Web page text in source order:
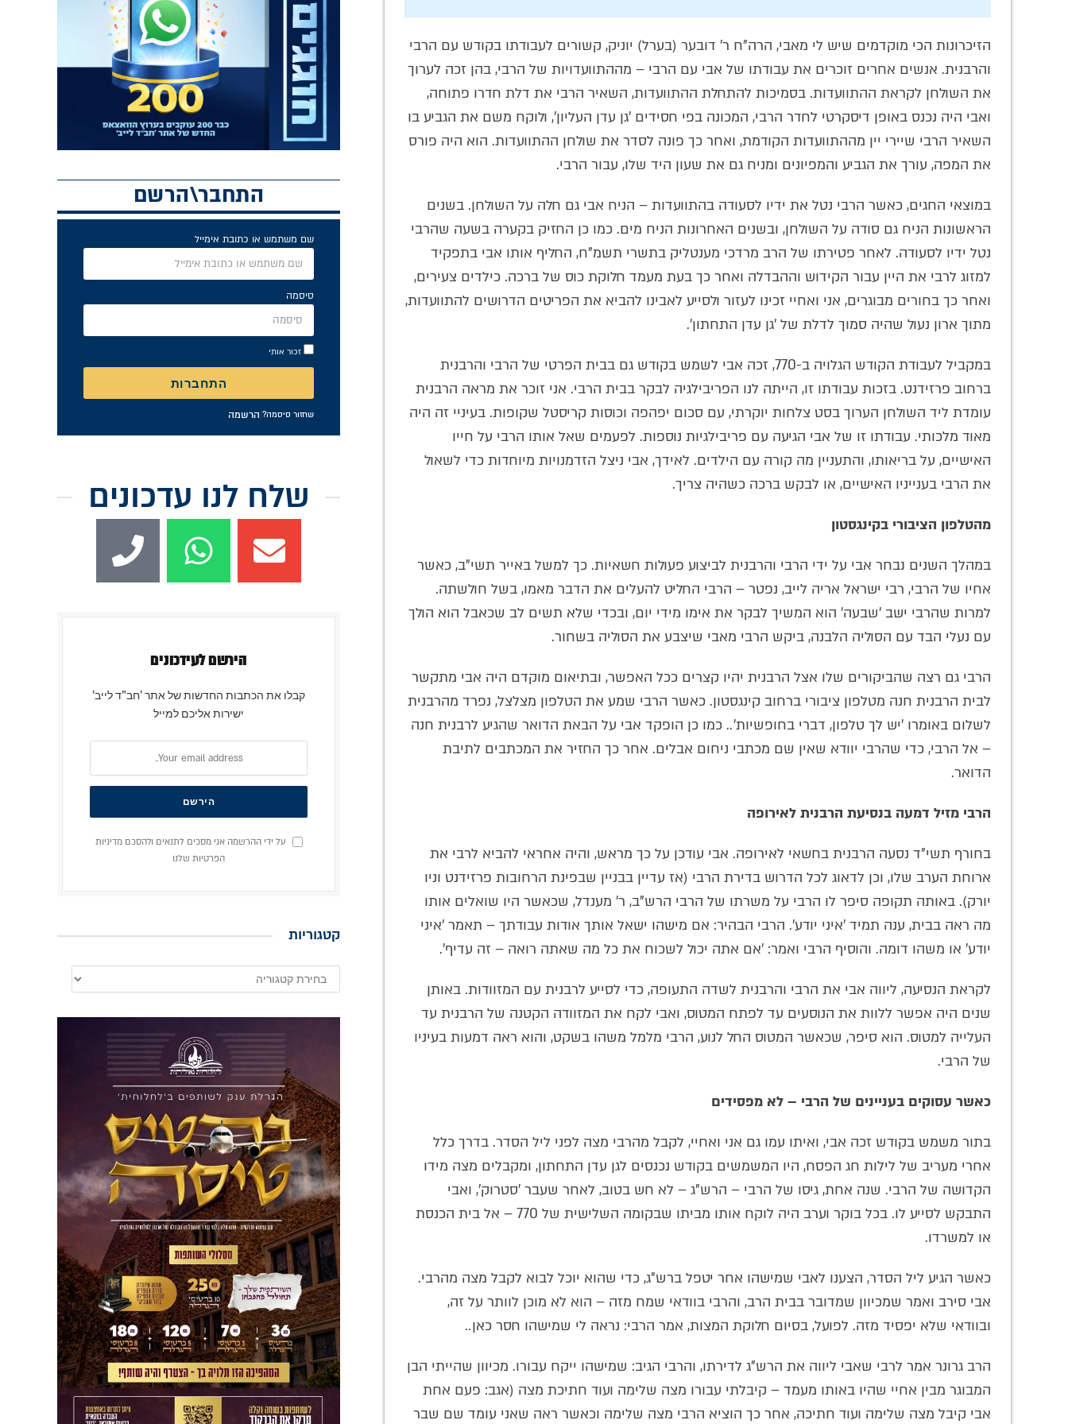
הזיכרונות הכי מוקדמים שיש לי מאבי, הרה"ח ר' דובער (בערל) יוניק, קשורים לעבודתו בקודש עם הרבי
והרבנית. אנשים אחרים זוכרים את עבודתו של אבי עם הרבי – מההתוועדויות של הרבי, בהן זכה לערוך
את השולחן לקראת ההתוועדות. בסמיכות להתחלת ההתוועדות, השאיר הרבי את דלת חדרו פתוחה,
ואבי היה נכנס באופן דיסקרטי לחדר הרבי, המכונה בפי חסידים 'גן עדן העליון', ולוקח משם את הגביע בו
השאיר הרבי שיירי יין מההתוועדות הקודמת, ואחר כך פונה לסדר את שולחן ההתוועדות. הוא היה פורס
את המפה, עורך את הגביע והמפיונים ומניח גם את שעון היד שלו, עבור הרבי.
במוצאי החגים, כאשר הרבי נטל את ידיו לסעודה בהתוועדות – הניח אבי גם חלה על השולחן. בשנים
הראשונות הניח גם סודה על השולחן, ובשנים האחרונות הניח מים. כמו כן החזיק בקערה בשעה שהרבי
נטל ידיו לסעודה. לאחר פטירתו של הרב מרדכי מענטליק בתשרי תשמ"ח, החליף אותו אבי בתפקיד
למזוג לרבי את היין עבור הקידוש וההבדלה ואחר כך בעת מעמד חלוקת כוס של ברכה. כילדים צעירים,
ואחר כך בחורים מבוגרים, אני ואחיי זכינו לעזור ולסייע לאבינו להביא את הפריטים הדרושים להתוועדות,
מתוך ארון נעול שהיה סמוך לדלת של 'גן עדן התחתון'.
במקביל לעבודת הקודש הגלויה ב-770, זכה אבי לשמש בקודש גם בבית הפרטי של הרבי והרבנית
ברחוב פרזידנט. בזכות עבודתו זו, הייתה לנו הפריבילגיה לבקר בבית הרבי. אני זוכר את מראה הרבנית
עומדת ליד השולחן הערוך בסט צלחות יוקרתי, עם סכום יפהפה וכוסות קריסטל שקופות. בעיניי זה היה
מאוד מלכותי. עבודתו זו של אבי הגיעה עם פריבילגיות נוספות. לפעמים שאל אותו הרבי על חייו
האישיים, על בריאותו, והתעניין מה קורה עם הילדים. לאידך, אבי ניצל הזדמנויות מיוחדות כדי לשאול
את הרבי בענייניו האישיים, או לבקש ברכה כשהיה צריך.
מהטלפון הציבורי בקינגסטון
במהלך השנים נבחר אבי על ידי הרבי והרבנית לביצוע פעולות חשאיות. כך למשל באייר תשי"ב, כאשר
אחיו של הרבי, רבי ישראל אריה לייב, נפטר – הרבי החליט להעלים את הדבר מאמו, בשל חולשתה.
למרות שהרבי ישב 'שבעה' הוא המשיך לבקר את אימו מידי יום, ובכדי שלא תשים לב שכאבל הוא הולך
עם נעלי הבד עם הסוליה הלבנה, ביקש הרבי מאבי שיצבע את הסוליה בשחור.
הרבי גם רצה שהביקורים שלו אצל הרבנית יהיו קצרים ככל האפשר, ובתיאום מוקדם היה אבי מתקשר
לבית הרבנית חנה מטלפון ציבורי ברחוב קינגסטון. כאשר הרבי שמע את הטלפון מצלצל, נפרד מהרבנית
לשלום באומרו 'יש לך טלפון, דברי בחופשיות'.. כמו כן הופקד אבי על הבאת הדואר שהגיע לרבנית חנה
– אל הרבי, כדי שהרבי יוודא שאין שם מכתבי ניחום אבלים. אחר כך החזיר את המכתבים לתיבת
הדואר.
הרבי מזיל דמעה בנסיעת הרבנית לאירופה
בחורף תשי"ד נסעה הרבנית בחשאי לאירופה. אבי עודכן על כך מראש, והיה אחראי להביא לרבי את
ארוחת הערב שלו, וכן לדאוג לכל הדרוש בדירת הרבי (אז עדיין בבניין שבפינת הרחובות פרזידנט וניו
יורק). באותה תקופה סיפר לו הרבי על משרתו של הרבי הרש"ב, ר' מענדל, שכאשר היו שואלים אותו
מה ראה בבית, ענה תמיד 'איני יודע'. הרבי הבהיר: אם מישהו ישאל אותך אודות עבודתך – תאמר 'איני
יודע' או משהו דומה. והוסיף הרבי ואמר: 'אם אתה יכול לשכוח את כל מה שאתה רואה – זה עדיף'.
לקראת הנסיעה, ליווה אבי את הרבי והרבנית לשדה התעופה, כדי לסייע לרבנית עם המזוודות. באותן
שנים היה אפשר ללוות את הנוסעים עד לפתח המטוס, ואבי לקח את המזוודה הקטנה של הרבנית עד
העלייה למטוס. הוא סיפר, שכאשר המטוס החל לנוע, הרבי מלמל משהו בשקט, והוא ראה דמעות בעיניו
של הרבי.
כאשר עסוקים בעניינים של הרבי – לא מפסידים
בתור משמש בקודש זכה אבי, ואיתו עמו גם אני ואחיי, לקבל מהרבי מצה לפני ליל הסדר. בדרך כלל
אחרי מעריב של לילות חג הפסח, היו המשמשים בקודש נכנסים לגן עדן התחתון, ומקבלים מצה מידו
הקדושה של הרבי. שנה אחת, גיסו של הרבי – הרש"ג – לא חש בטוב, לאחר שעבר 'סטרוק', ואבי
התבקש לסייע לו. בכל בוקר וערב היה לוקח אותו מביתו שבקומה השלישית של 770 – אל בית הכנסת
או למשרדו.
כאשר הגיע ליל הסדר, הצענו לאבי שמישהו אחר יטפל ברש"ג, כדי שהוא יוכל לבוא לקבל מצה מהרבי.
אבי סירב ואמר שמכיוון שמדובר בבית הרב, והרבי בוודאי שמח מזה – הוא לא מוכן לוותר על זה,
ובוודאי שלא יפסיד מזה. לפועל, בסיום חלוקת המצות, אמר הרבי: נראה לי שמישהו חסר כאן..
הרב גרונר אמר לרבי שאבי ליווה את הרש"ג לדירתו, והרבי הגיב: שמישהו ייקח עבורו. מכיוון שהייתי הבן
המבוגר מבין אחיי שהיו באותו מעמד – קיבלתי עבורו מצה שלימה ועוד חתיכת מצה (אגב: פעם אחת
אבי קיבל מצה שלימה ועוד חתיכה, אחר כך הוציא הרבי מצה שלימה וכאשר ראה שאני עומד שם שבר
התחבר\הרשם
שם משתמש או כתובת אימייל
סיסמה
זכור אותי
התחברות
שחזור סיסמה?|הרשמה
שלח לנו עדכונים
הירשם לעידכונים
קבלו את הכתבות החדשות של אתר 'חב"ד לייב'
ישירות אליכם למייל
על ידי ההרשמה אני מסכים לתנאים ולהסכם מדיניות
הפרטיות שלנו
קטגוריות